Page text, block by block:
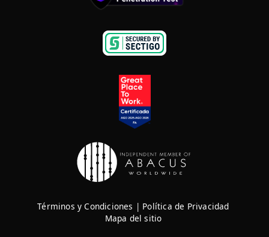
Términos y Condiciones | Política de Privacidad
Mapa del sitio